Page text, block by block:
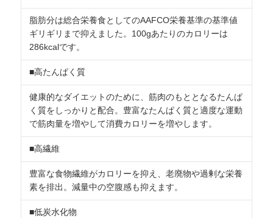
脂肪分は総合栄養食としてのAAFCO栄養基準の基準値
ギリギリまで抑えました。100gあたりのカロリーは
286kcalです。
■高たんぱく質
健康的なダイエットのために、筋肉のもととなるたんぱ
く質をしっかりと配合。豊富なたんぱく質と適度な運動
で筋肉量を増やして消費カロリーを増やします。
■高繊維
豊富な食物繊維がカロリーを抑え、老廃物や過剰な栄養
素を排出。減量中の空腹感も抑えます。
■低炭水化物